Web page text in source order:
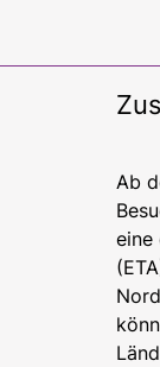
Ab
eine